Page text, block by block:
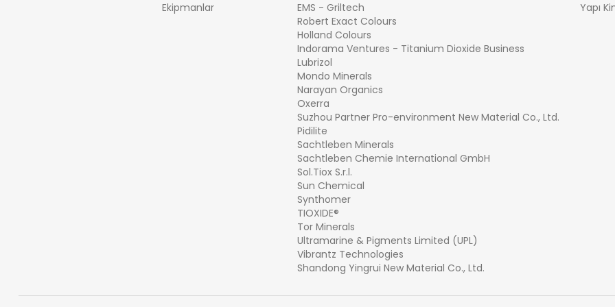
Ekipmanlar
EMS - Griltech
Robert Exact Colours
Holland Colours
Indorama Ventures - Titanium Dioxide Business
Lubrizol
Mondo Minerals
Narayan Organics
Oxerra
Suzhou Partner Pro-environment New Material Co., Ltd.
Pidilite
Sachtleben Minerals
Sachtleben Chemie International GmbH
Sol.Tiox S.r.l.
Sun Chemical
Synthomer
TIOXIDE®
Tor Minerals
Ultramarine & Pigments Limited (UPL)
Vibrantz Technologies
Shandong Yingrui New Material Co., Ltd.
Yapı